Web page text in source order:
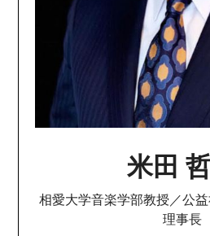
米田
相愛大学音楽学部教授／公
理事長